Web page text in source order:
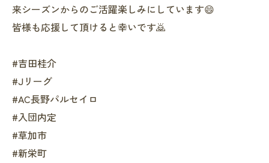
来シーズンからのご活躍楽しみにしています😄
皆様も応援して頂けると幸いです🙇
#吉田桂介
#Jリーグ
#AC長野パルセイロ
#入団内定
#草加市
#新栄町